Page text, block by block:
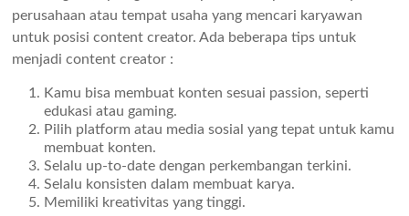
perusahaan atau tempat usaha yang mencari karyawan
untuk posisi content creator. Ada beberapa tips untuk
menjadi content creator :
Kamu bisa membuat konten sesuai passion, seperti
edukasi atau gaming.
Pilih platform atau media sosial yang tepat untuk kamu
membuat konten.
Selalu up-to-date dengan perkembangan terkini.
Selalu konsisten dalam membuat karya.
Memiliki kreativitas yang tinggi.